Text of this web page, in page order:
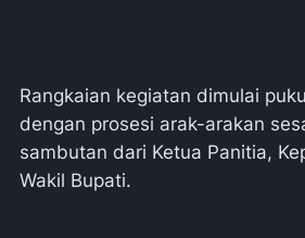
Rangkaian kegiatan dimulai
dengan prosesi arak-arakan
sambutan dari Ketua Panitia,
Wakil Bupati.